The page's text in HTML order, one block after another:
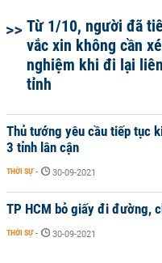
Từ 1/10, người đã
vắc xin không cần
nghiệm khi đi lại liên
tỉnh
Thủ tướng yêu cầu tiếp tục
3 tỉnh lân cận
THỜI SỰ - 30-09-2021
TP HCM bỏ giấy đi đường,
THỜI SỰ - 30-09-2021